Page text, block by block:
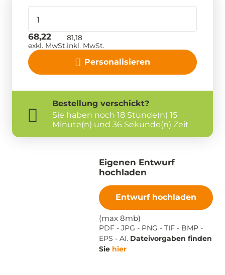
Personalisieren
68,22
exkl. MwSt.
81,18
inkl. MwSt.
Bestellung verschickt?
Sie haben noch 18 Stunde(n) 15
Minute(n) und 35 Sekunde(n) Zeit
Eigenen Entwurf
hochladen
Entwurf hochladen
(max 8mb)
PDF - JPG - PNG - TIF - BMP -
EPS - AI. Dateivorgaben finden
Sie hier